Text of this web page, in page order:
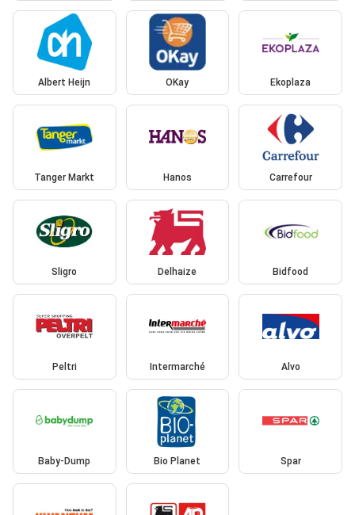
Albert Heijn OKay Ekoplaza
Tanger Markt Hanos Carrefour
Sligro Delhaize Bidfood
Peltri Intermarché Alvo
Baby-Dump Bio Planet Spar